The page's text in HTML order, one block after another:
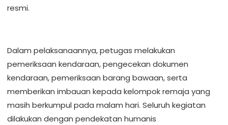
resmi.
Dalam pelaksanaannya, petugas melakukan
pemeriksaan kendaraan, pengecekan dokumen
kendaraan, pemeriksaan barang bawaan, serta
memberikan imbauan kepada kelompok remaja yang
masih berkumpul pada malam hari. Seluruh kegiatan
dilakukan dengan pendekatan humanis